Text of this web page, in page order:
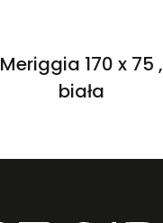
Meriggia 170 x 75 ,
biała